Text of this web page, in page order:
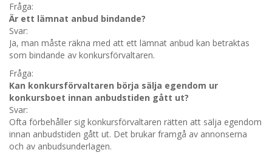
Fråga:
Är ett lämnat anbud bindande?
Svar:
Ja, man måste räkna med att ett lämnat anbud kan betraktas
som bindande av konkursförvaltaren.
Fråga:
Kan konkursförvaltaren börja sälja egendom ur
konkursboet innan anbudstiden gått ut?
Svar:
Ofta förbehåller sig konkursförvaltaren rätten att sälja egendom
innan anbudstiden gått ut. Det brukar framgå av annonserna
och av anbudsunderlagen.